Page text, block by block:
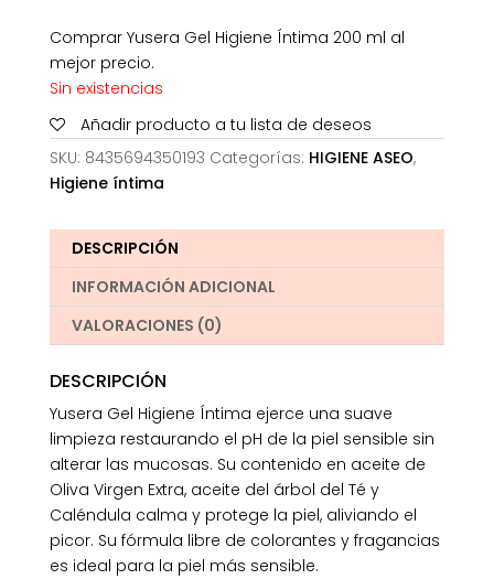
Comprar Yusera Gel Higiene Íntima 200 ml al
mejor precio.
Sin existencias
Añadir producto a tu lista de deseos
SKU: 8435694350193 Categorías: HIGIENE ASEO,
Higiene íntima
DESCRIPCIÓN
INFORMACIÓN ADICIONAL
VALORACIONES (0)
DESCRIPCIÓN
Yusera Gel Higiene Íntima ejerce una suave
limpieza restaurando el pH de la piel sensible sin
alterar las mucosas. Su contenido en aceite de
Oliva Virgen Extra, aceite del árbol del Té y
Caléndula calma y protege la piel, aliviando el
picor. Su fórmula libre de colorantes y fragancias
es ideal para la piel más sensible.